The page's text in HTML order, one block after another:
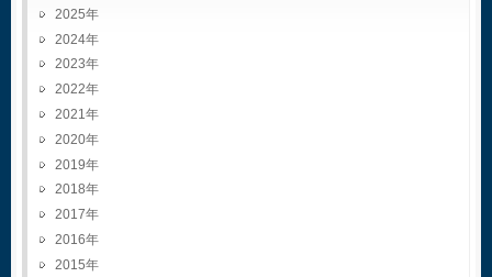
2025
2024
2023
2022
2021
2020
2019
2018
2017
2016
2015